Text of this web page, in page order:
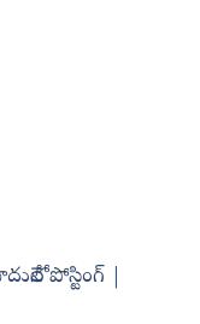
పోస్టింగ్ |